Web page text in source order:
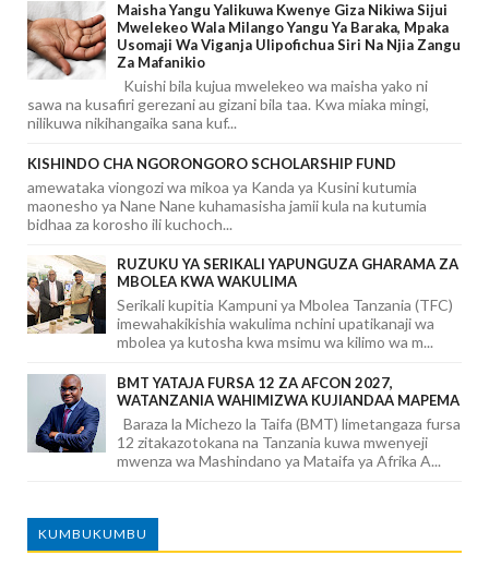
Maisha Yangu Yalikuwa Kwenye Giza Nikiwa Sijui
Mwelekeo Wala Milango Yangu Ya Baraka, Mpaka
Usomaji Wa Viganja Ulipofichua Siri Na Njia Zangu
Za Mafanikio
Kuishi bila kujua mwelekeo wa maisha yako ni
sawa na kusafiri gerezani au gizani bila taa. Kwa miaka mingi,
nilikuwa nikihangaika sana kuf...
KISHINDO CHA NGORONGORO SCHOLARSHIP FUND
amewataka viongozi wa mikoa ya Kanda ya Kusini kutumia
maonesho ya Nane Nane kuhamasisha jamii kula na kutumia
bidhaa za korosho ili kuchoch...
RUZUKU YA SERIKALI YAPUNGUZA GHARAMA ZA
MBOLEA KWA WAKULIMA
Serikali kupitia Kampuni ya Mbolea Tanzania (TFC)
imewahakikishia wakulima nchini upatikanaji wa
mbolea ya kutosha kwa msimu wa kilimo wa m...
BMT YATAJA FURSA 12 ZA AFCON 2027,
WATANZANIA WAHIMIZWA KUJIANDAA MAPEMA
Baraza la Michezo la Taifa (BMT) limetangaza fursa
12 zitakazotokana na Tanzania kuwa mwenyeji
mwenza wa Mashindano ya Mataifa ya Afrika A...
KUMBUKUMBU